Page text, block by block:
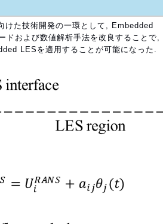
けた技術開発の一環として, Embedded
および数値解析手法を改良することで,
LESを適用することが可能になった.